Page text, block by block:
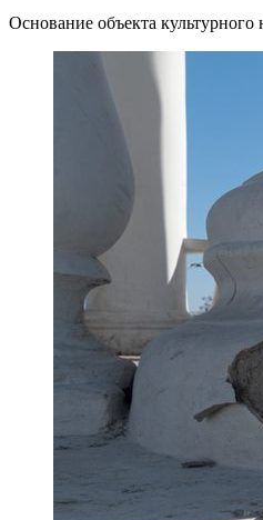
Основание объекта